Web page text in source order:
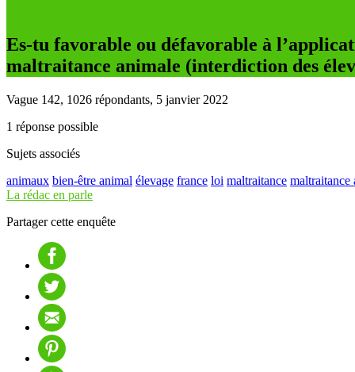
Es-tu favorable ou défavorable à
maltraitance animale (interdiction des
Vague 142, 1026 répondants, 5 janvier 2022
1 réponse possible
Sujets associés
animaux bien-être animal élevage france loi maltraitance maltraitance
La rédac en parle
Partager cette enquête